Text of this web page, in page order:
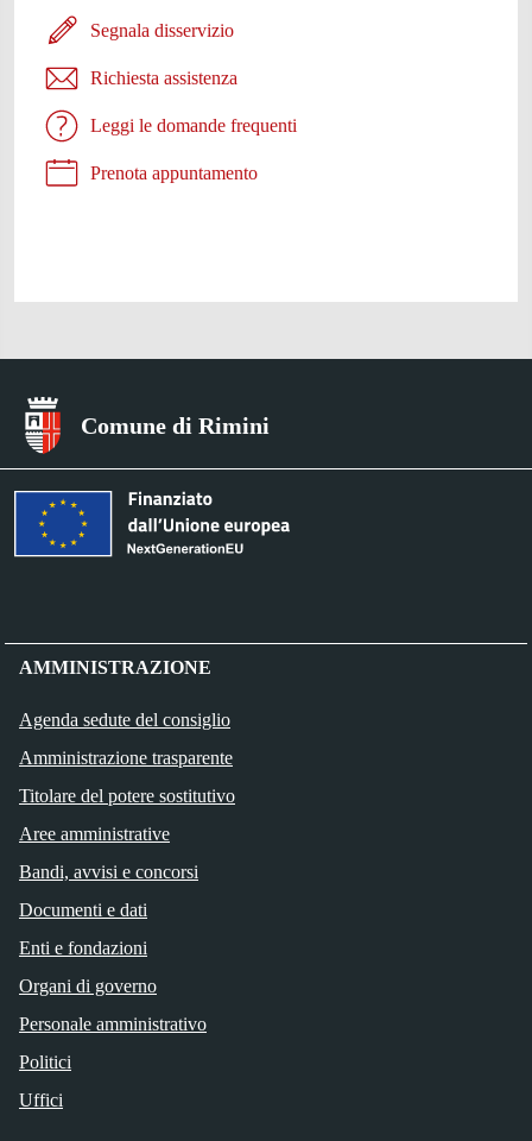
Segnala disservizio
Richiesta assistenza
Leggi le domande frequenti
Prenota appuntamento
Comune di Rimini
AMMINISTRAZIONE
Agenda sedute del consiglio
Amministrazione trasparente
Titolare del potere sostitutivo
Aree amministrative
Bandi, avvisi e concorsi
Documenti e dati
Enti e fondazioni
Organi di governo
Personale amministrativo
Politici
Uffici